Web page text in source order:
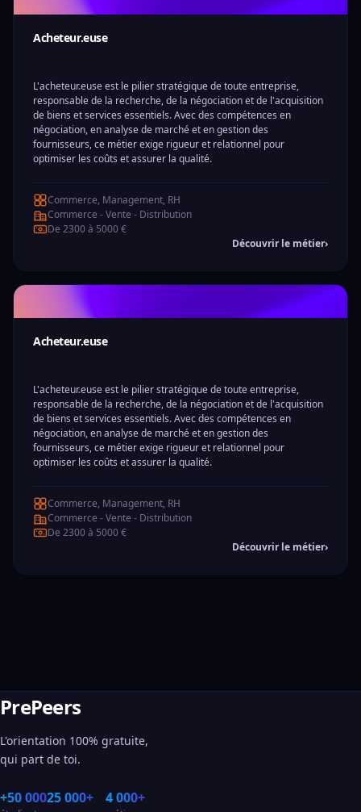
Acheteur.euse
L'acheteur.euse est le pilier stratégique de toute entreprise,
responsable de la recherche, de la négociation et de l'acquisition
de biens et services essentiels. Avec des compétences en
négociation, en analyse de marché et en gestion des
fournisseurs, ce métier exige rigueur et relationnel pour
optimiser les coûts et assurer la qualité.
Commerce, Management, RH
Commerce - Vente - Distribution
De 2300 à 5000 €
Découvrir le métier›
Acheteur.euse
L'acheteur.euse est le pilier stratégique de toute entreprise,
responsable de la recherche, de la négociation et de l'acquisition
de biens et services essentiels. Avec des compétences en
négociation, en analyse de marché et en gestion des
fournisseurs, ce métier exige rigueur et relationnel pour
optimiser les coûts et assurer la qualité.
Commerce, Management, RH
Commerce - Vente - Distribution
De 2300 à 5000 €
Découvrir le métier›
PrePeers
L'orientation 100% gratuite,
qui part de toi.
+50 00025 000+ 4 000+